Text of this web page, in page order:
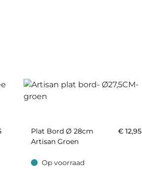
Plat Bord Ø 28cm
Artisan Groen
€ 12,95
Op voorraad
Op voorraad